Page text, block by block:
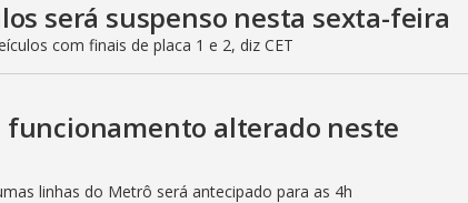
será suspenso nesta sexta-feira
com finais de placa 1 e 2, diz CET
alterado neste
linhas do Metrô será antecipado para as 4h